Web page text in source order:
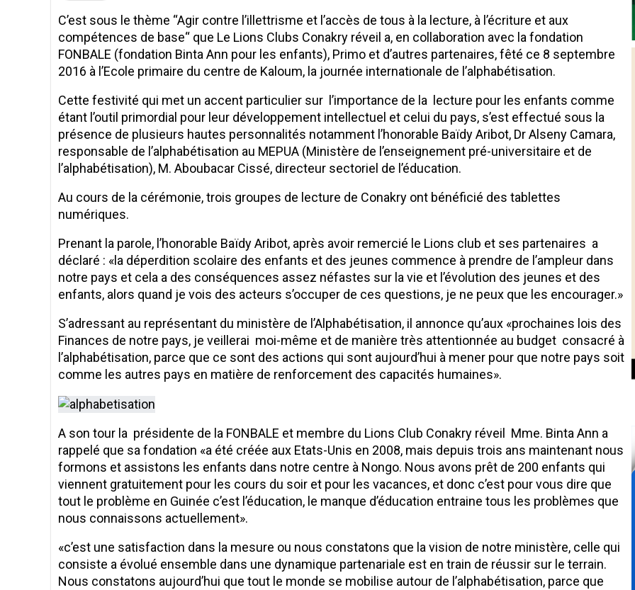
C’est sous le thème “Agir contre l’illettrisme et l’accès de tous à la lecture, à l’écriture et aux
compétences de base“ que Le Lions Clubs Conakry réveil a, en collaboration avec la fondation
FONBALE (fondation Binta Ann pour les enfants), Primo et d’autres partenaires, fêté ce 8 septembre
2016 à l’Ecole primaire du centre de Kaloum, la journée internationale de l’alphabétisation.
Cette festivité qui met un accent particulier sur l’importance de la lecture pour les enfants comme
étant l’outil primordial pour leur développement intellectuel et celui du pays, s’est effectué sous la
présence de plusieurs hautes personnalités notamment l’honorable Baïdy Aribot, Dr Alseny Camara,
responsable de l’alphabétisation au MEPUA (Ministère de l’enseignement pré-universitaire et de
l’alphabétisation), M. Aboubacar Cissé, directeur sectoriel de l’éducation.
Au cours de la cérémonie, trois groupes de lecture de Conakry ont bénéficié des tablettes
numériques.
Prenant la parole, l’honorable Baïdy Aribot, après avoir remercié le Lions club et ses partenaires a
déclaré : «la déperdition scolaire des enfants et des jeunes commence à prendre de l’ampleur dans
notre pays et cela a des conséquences assez néfastes sur la vie et l’évolution des jeunes et des
enfants, alors quand je vois des acteurs s’occuper de ces questions, je ne peux que les encourager.»
S’adressant au représentant du ministère de l’Alphabétisation, il annonce qu’aux «prochaines lois des
Finances de notre pays, je veillerai moi-même et de manière très attentionnée au budget consacré à
l’alphabétisation, parce que ce sont des actions qui sont aujourd’hui à mener pour que notre pays soit
comme les autres pays en matière de renforcement des capacités humaines».
A son tour la présidente de la FONBALE et membre du Lions Club Conakry réveil Mme. Binta Ann a
rappelé que sa fondation «a été créée aux Etats-Unis en 2008, mais depuis trois ans maintenant nous
formons et assistons les enfants dans notre centre à Nongo. Nous avons prêt de 200 enfants qui
viennent gratuitement pour les cours du soir et pour les vacances, et donc c’est pour vous dire que
tout le problème en Guinée c’est l’éducation, le manque d’éducation entraine tous les problèmes que
nous connaissons actuellement».
«c’est une satisfaction dans la mesure ou nous constatons que la vision de notre ministère, celle qui
consiste a évolué ensemble dans une dynamique partenariale est en train de réussir sur le terrain.
Nous constatons aujourd’hui que tout le monde se mobilise autour de l’alphabétisation, parce que